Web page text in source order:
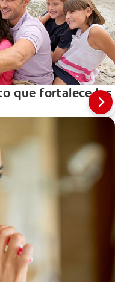
que fortalece los